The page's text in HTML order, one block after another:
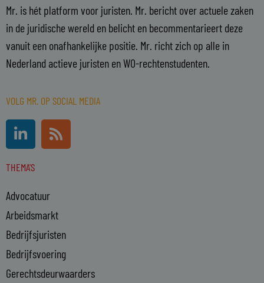
Mr. is hét platform voor juristen. Mr. bericht over actuele zaken
in de juridische wereld en belicht en becommentarieert deze
vanuit een onafhankelijke positie. Mr. richt zich op alle in
Nederland actieve juristen en WO-rechtenstudenten.
VOLG MR. OP SOCIAL MEDIA
L
i
n
k
d
i
n
-
i
n
R
s
s
THEMA'S
Advocatuur
Arbeidsmarkt
Bedrijfsjuristen
Bedrijfsvoering
Gerechtsdeurwaarders